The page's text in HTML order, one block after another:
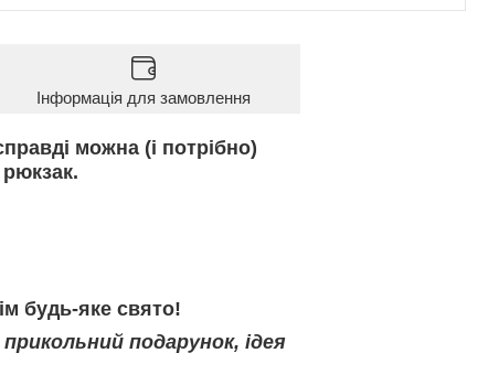
Інформація для замовлення
можна (і потрібно)
будь-яке свято!
подарунок, ідея